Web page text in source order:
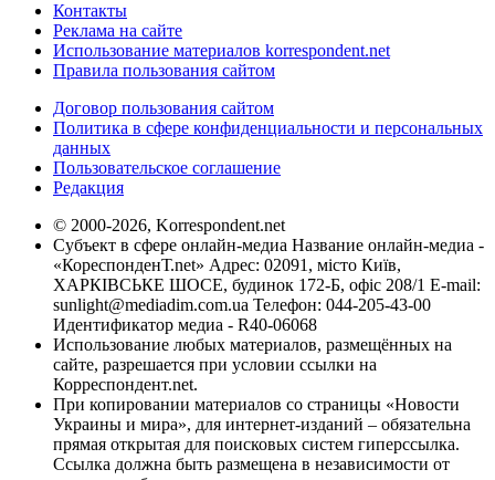
Контакты
Реклама на сайте
Использование материалов korrespondent.net
Правила пользования сайтом
Договор пользования сайтом
Политика в сфере конфиденциальности и персональных
данных
Пользовательское соглашение
Редакция
© 2000-2026, Korrespondent.net
Субъект в сфере онлайн-медиа Название онлайн-медиа -
«КореспонденТ.net» Адрес: 02091, місто Київ,
ХАРКІВСЬКЕ ШОСЕ, будинок 172-Б, офіс 208/1 E-mail:
sunlight@mediadim.com.ua Телефон: 044-205-43-00
Идентификатор медиа - R40-06068
Использование любых материалов, размещённых на
сайте, разрешается при условии ссылки на
Корреспондент.net.
При копировании материалов со страницы «Новости
Украины и мира», для интернет-изданий – обязательна
прямая открытая для поисковых систем гиперссылка.
Ссылка должна быть размещена в независимости от